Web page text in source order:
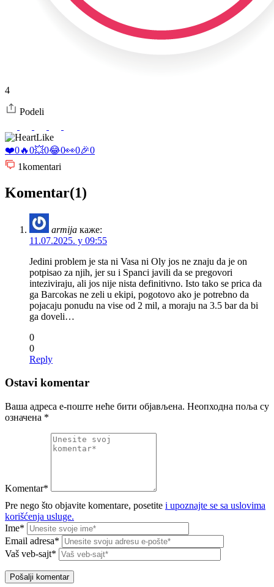
4
Podeli
Like
❤️0🔥0💥0😂0👀0🎉0
1komentari
Komentar(1)
armija каже:
11.07.2025. у 09:55
Jedini problem je sta ni Vasa ni Oly jos ne znaju da je on
potpisao za njih, jer su i Spanci javili da se pregovori
inteziviraju, ali jos nije nista definitivno. Isto tako se prica da
ga Barcokas ne zeli u ekipi, pogotovo ako je potrebno da
pojacaju ponudu na vise od 2 mil, a moraju na 3.5 bar da bi
ga doveli…
0
0
Reply
Ostavi komentar
Ваша адреса е-поште неће бити објављена. Неопходна поља су
означена *
Komentar*
Pre nego što objavite komentare, posetite i upoznajte se sa uslovima
korišćenja usluge.
Ime*
Email adresa*
Vaš veb-sajt*